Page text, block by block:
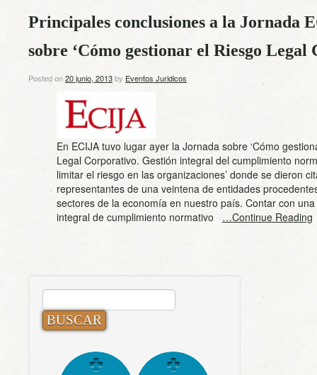
Principales conclusiones a la Jornada
sobre ‘Cómo gestionar el Riesgo Legal
Posted on20 junio, 2013by Eventos Juridicos
En ECIJA tuvo lugar ayer la Jornada sobre ‘Cómo
Legal Corporativo. Gestión integral del cumplimiento
limitar el riesgo en las organizaciones’ donde se dieron
representantes de una veintena de entidades
sectores de la economía en nuestro país. Contar con
integral de cumplimiento normativo …Continue Reading
BUSCAR: